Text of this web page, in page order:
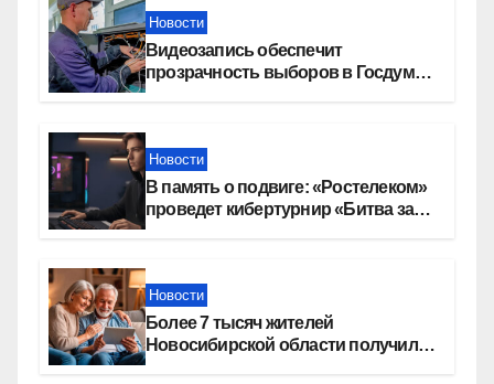
Новости
Видеозапись обеспечит
прозрачность выборов в Госдуму
Новости
В память о подвиге: «Ростелеком»
проведет кибертурнир «Битва за
Новости
Более 7 тысяч жителей
Новосибирской области получили